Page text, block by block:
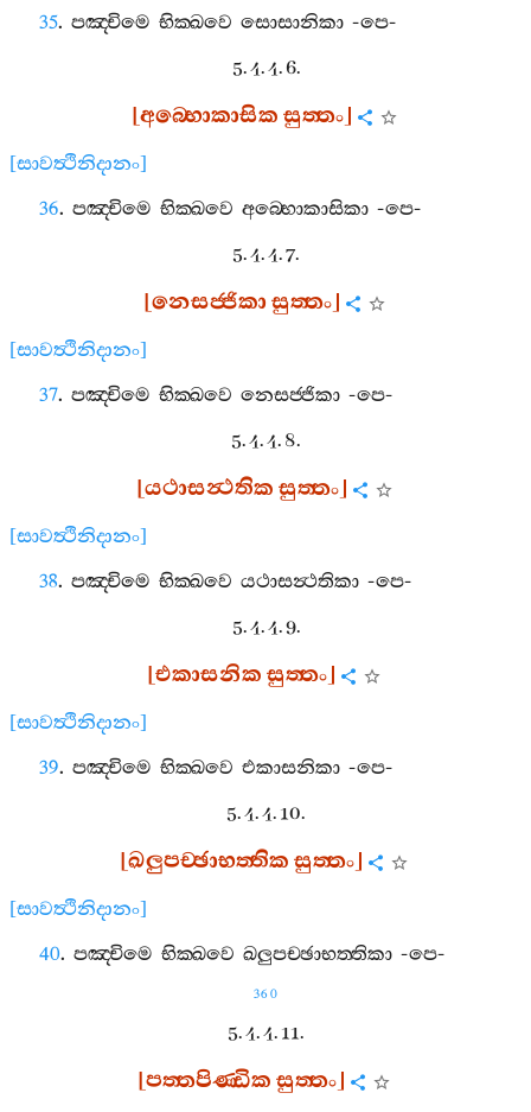
35. පඤ‍්චිමෙ භික‍්ඛවෙ සොසානිකා-පෙ-
5. 4. 4. 6.
[අබ‍්භොකාසිකසුත‍්තං]
[සාවත්‍ථිනිදානං]
36. පඤ‍්චිමෙ භික‍්ඛවෙ අබ‍්භොකාසිකා-පෙ-
5. 4. 4. 7.
[නෙසජ‍්ජිකාසුත‍්තං]
[සාවත්‍ථිනිදානං]
37. පඤ‍්චිමෙ භික‍්ඛවෙ නෙසජ‍්ජිකා-පෙ-
5. 4. 4. 8.
[යථාසන්‍ථතිකසුත‍්තං]
[සාවත්‍ථිනිදානං]
38. පඤ‍්චිමෙ භික‍්ඛවෙ යථාසන්‍ථතිකා-පෙ-
5. 4. 4. 9.
[එකාසනිකසුත‍්තං]
[සාවත්‍ථිනිදානං]
39. පඤ‍්චිමෙ භික‍්ඛවෙ එකාසනිකා-පෙ-
5. 4. 4. 10.
[ඛලුපච‍්ඡාභත‍්තිකසුත‍්තං]
[සාවත්‍ථිනිදානං]
40. පඤ‍්චිමෙ භික‍්ඛවෙ ඛලුපච‍්ඡාභත‍්තිකා-පෙ-
360
5. 4. 4. 11.
[පත‍්තපිණ‍්ඩිකසුත‍්තං]